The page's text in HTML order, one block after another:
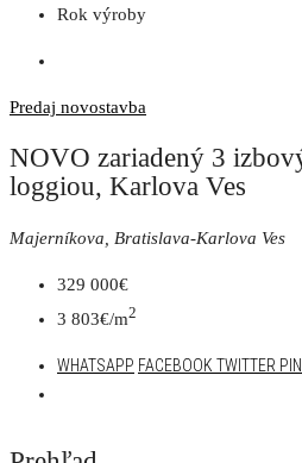
Rok výroby
Predaj novostavba
NOVO zariadený 3
loggiou, Karlova Ves
Majerníkova, Bratislava-Karlova Ves
329 000€
3 803€/m2
WHATSAPP FACEBOOK TWITTER